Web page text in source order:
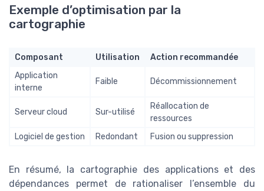
Exemple d’optimisation par la
cartographie
Composant Utilisation
Action recommandée
Application
interne
Faible Décommissionnement
Serveur cloud Sur-utilisé
Réallocation de
ressources
Logiciel de gestion
Redondant Fusion ou suppression
En résumé, la cartographie des applications et des
dépendances permet de rationaliser l’ensemble du